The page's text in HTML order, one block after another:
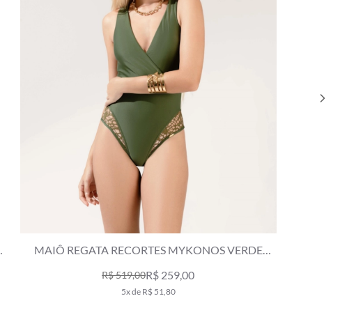
MAIÔ REGATA RECORTES MYKONOS VERDE
R$ 519,00R$ 259,00
5x de R$ 51,80